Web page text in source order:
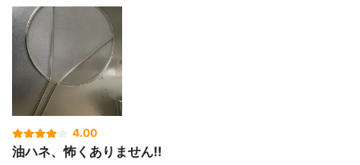
4.00
油ハネ、怖くありません‼︎